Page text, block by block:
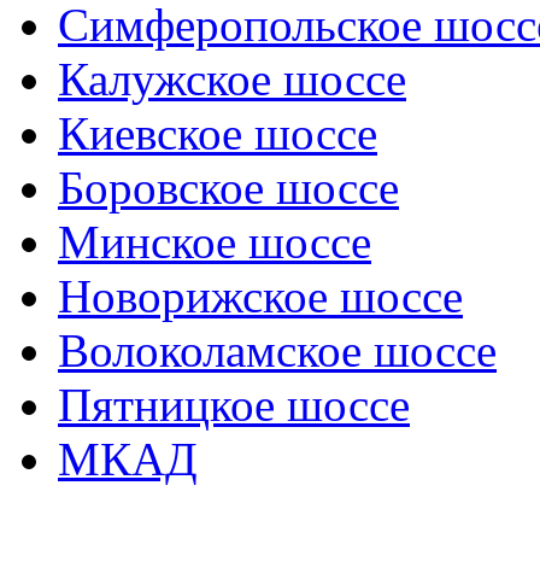
Симферопольское
Калужское шоссе
Киевское шоссе
Боровское шоссе
Минское шоссе
Новорижское шоссе
Волоколамское шоссе
Пятницкое шоссе
МКАД